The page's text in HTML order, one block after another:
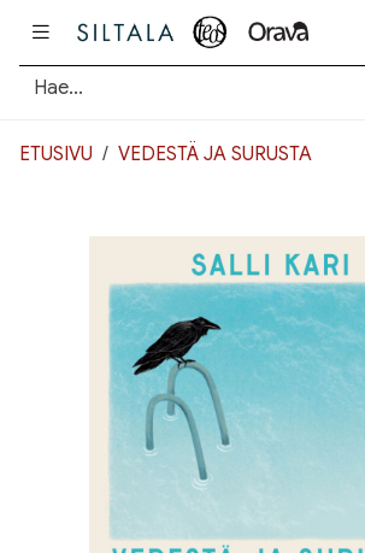
ETUSIVU VEDESTÄ JA SURUSTA